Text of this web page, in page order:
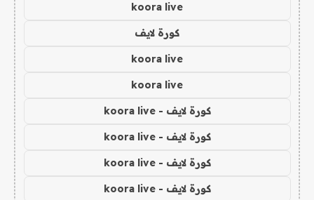
koora live
كورة لايف
koora live
koora live
كورة لايف - koora live
كورة لايف - koora live
كورة لايف - koora live
كورة لايف - koora live